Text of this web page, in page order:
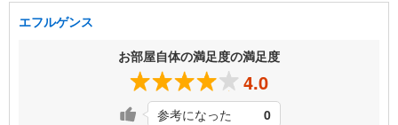
エフルゲンス
お部屋自体の満足度の満足度
4.0
参考になった 0